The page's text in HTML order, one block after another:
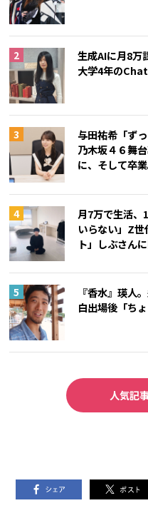
生成AIに月8万
大学4年の
与田祐希「ず
乃木坂４６舞
に、そして卒業
月7万で生活、
いらない」Z
ト」しぶさんに
『香水』瑛人
白出場後「ち
人気記